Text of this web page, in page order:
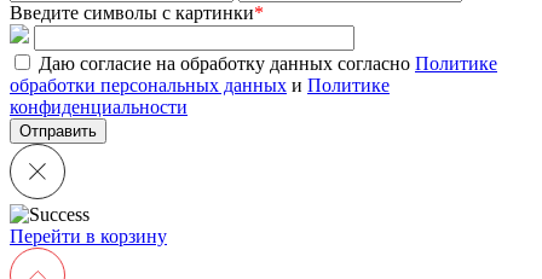
Введите символы с картинки*
Даю согласие на обработку данных согласно Политике
обработки персональных данных и Политике
конфиденциальности
Перейти в корзину